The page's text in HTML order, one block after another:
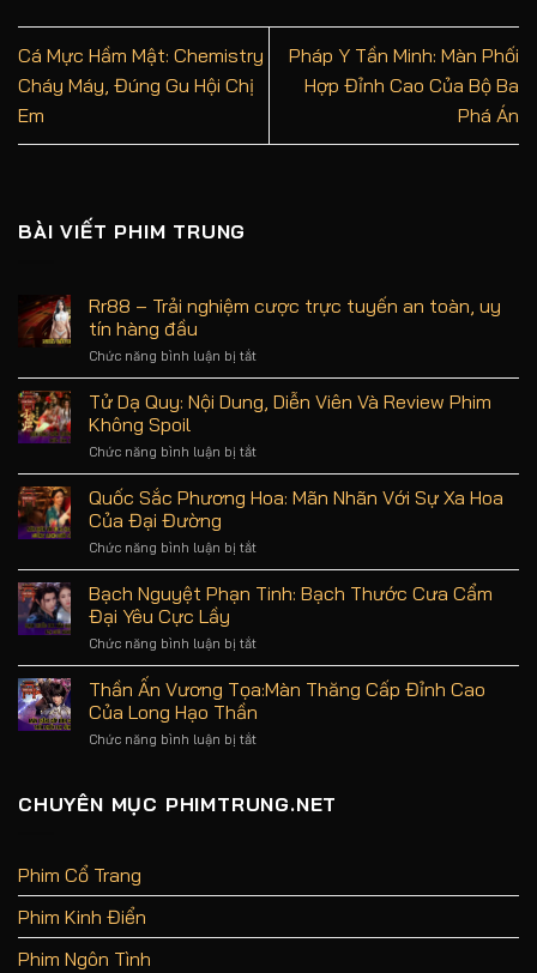
Cá Mực Hầm Mật: Chemistry
Cháy Máy, Đúng Gu Hội Chị
Em
Pháp Y Tần Minh: Màn Phối
Hợp Đỉnh Cao Của Bộ Ba
Phá Án
BÀI VIẾT PHIM TRUNG
Rr88 – Trải nghiệm cược trực tuyến an toàn, uy
tín hàng đầu
Chức năng bình luận bị tắt
Rr88
Trải
an
hàng
đầu
Tử Dạ Quy: Nội Dung, Diễn Viên Và Review Phim
Không Spoil
Chức năng bình luận bị tắt
Tử
Dạ
Quy:
Và
Spoil
Quốc Sắc Phương Hoa: Mãn Nhãn Với Sự Xa Hoa
Của Đại Đường
Chức năng bình luận bị tắt
Quốc
Sắc
Phương
Sự
Bạch Nguyệt Phạn Tinh: Bạch Thước Cưa Cẩm
Đại Yêu Cực Lầy
Chức năng bình luận bị tắt
Bạch
Nguyệt
Phạn
Đại
Thần Ấn Vương Tọa:Màn Thăng Cấp Đỉnh Cao
Của Long Hạo Thần
Chức năng bình luận bị tắt
Tọa:Màn
Của
Hạo
CHUYÊN MỤC PHIMTRUNG.NET
Phim Cổ Trang
Phim Kinh Điển
Phim Ngôn Tình